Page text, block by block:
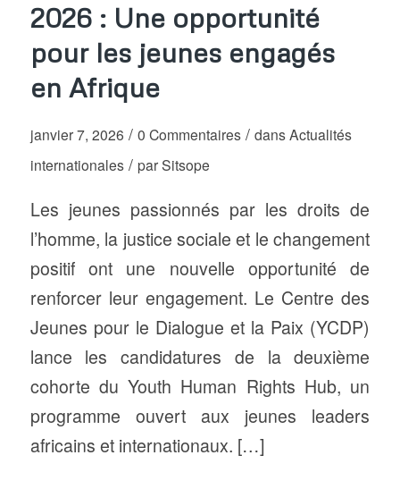
2026 : Une opportunité
pour les jeunes engagés
en Afrique
janvier 7, 2026 / 0 Commentaires / dansActualités
internationales / parSitsope
Les jeunes passionnés par les droits de
l’homme, la justice sociale et le changement
positif ont une nouvelle opportunité de
renforcer leur engagement. Le Centre des
Jeunes pour le Dialogue et la Paix (YCDP)
lance les candidatures de la deuxième
cohorte du Youth Human Rights Hub, un
programme ouvert aux jeunes leaders
africains et internationaux. […]